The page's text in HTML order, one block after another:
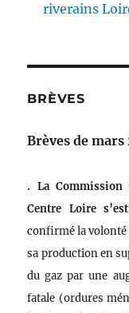
riverains
BRÈVES
Brèves de mars
. La Commission
Centre Loire
confirmé la volonté
sa production en
du gaz par une
fatale (ordures